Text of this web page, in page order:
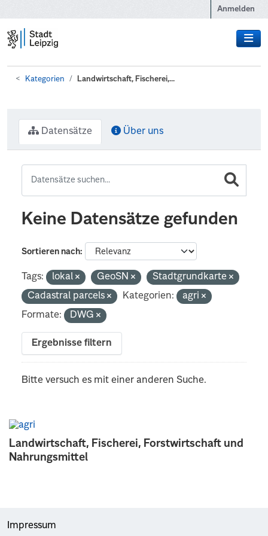
Anmelden
Kategorien Landwirtschaft, Fischerei,...
Landwirtschaft, Fischerei, Forstwirtschaft und
Nahrungsmittel
Datensätze Über uns
Keine Datensätze gefunden
Sortieren nach
Tags: lokal GeoSN
Stadtgrundkarte
Cadastral parcels
Kategorien:
agri
Formate:
DWG
Ergebnisse filtern
Bitte versuch es mit einer anderen Suche.
Impressum